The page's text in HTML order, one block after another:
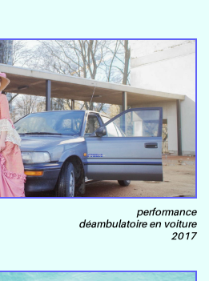
performance
déambulatoire en voiture
2017